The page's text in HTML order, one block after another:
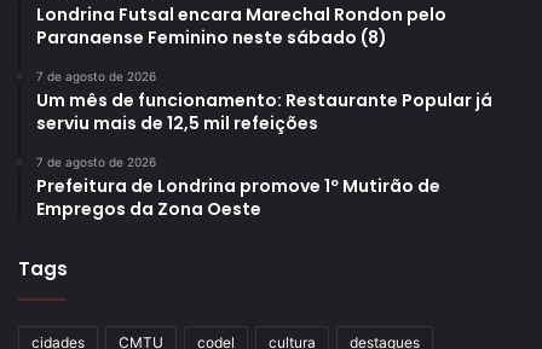
Londrina Futsal encara Marechal Rondon pelo
Paranaense Feminino neste sábado (8)
7 de agosto de 2026
Um mês de funcionamento: Restaurante Popular já
serviu mais de 12,5 mil refeições
7 de agosto de 2026
Prefeitura de Londrina promove 1º Mutirão de
Empregos da Zona Oeste
Tags
cidades CMTU codel cultura destaques